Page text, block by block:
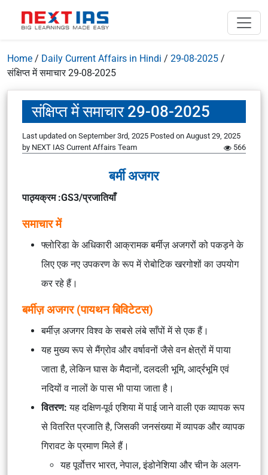
Home / Daily Current Affairs in Hindi / 29-08-2025 /
संक्षिप्त में समाचार 29-08-2025
संक्षिप्त में समाचार 29-08-2025
Last updated on September 3rd, 2025 Posted on August 29, 2025
by NEXT IAS Current Affairs Team 566
बर्मी अजगर
पाठ्यक्रम :GS3/प्रजातियाँ
समाचार में
फ्लोरिडा के अधिकारी आक्रामक बर्मीज़ अजगरों को पकड़ने के
लिए एक नए उपकरण के रूप में रोबोटिक खरगोशों का उपयोग
कर रहे हैं।
बर्मीज़ अजगर (पायथन बिविटेटस)
बर्मीज़ अजगर विश्व के सबसे लंबे साँपों में से एक हैं।
यह मुख्य रूप से मैंग्रोव और वर्षावनों जैसे वन क्षेत्रों में पाया
जाता है, लेकिन घास के मैदानों, दलदली भूमि, आर्द्रभूमि एवं
नदियों व नालों के पास भी पाया जाता है।
वितरण: यह दक्षिण-पूर्व एशिया में पाई जाने वाली एक व्यापक रूप
से वितरित प्रजाति है, जिसकी जनसंख्या में व्यापक और व्यापक
गिरावट के प्रमाण मिले हैं।
यह पूर्वोत्तर भारत, नेपाल, इंडोनेशिया और चीन के अलग-